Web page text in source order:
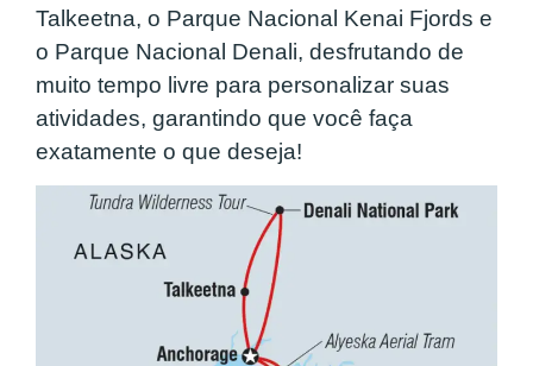
Talkeetna, o Parque Nacional Kenai Fjords e
o Parque Nacional Denali, desfrutando de
muito tempo livre para personalizar suas
atividades, garantindo que você faça
exatamente o que deseja!